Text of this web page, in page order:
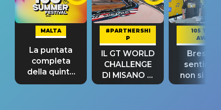
MALTA
La puntata
completa
della quinta
tappa
#PARTNERSHI
P
IL GT WORLD
CHALLENGE
DI MISANO si
riconferma
105 TAKE
AWAY
Bresh:
non si
fino alla